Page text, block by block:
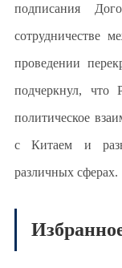
подписания
проведении
подчеркнул, что
политическое
с Китаем и
различных сферах.